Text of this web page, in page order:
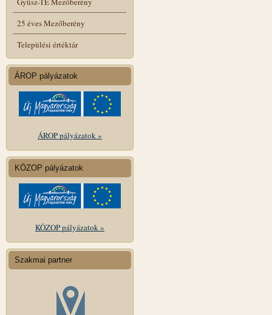
25 éves Mezőberény
Települési értéktár
ÁROP pályázatok
ÁROP pályázatok »
KÖZOP pályázatok
KÖZOP pályázatok »
Szakmai partner